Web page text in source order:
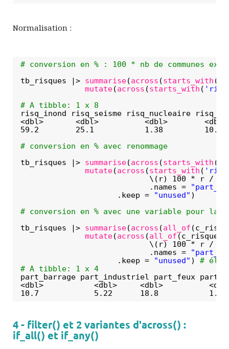
Normalisation :
# conversion en % : 100 * nb de communes
tb_risques |> summarise(across (starts_with (
mutate(across (starts_with (
# A tibble: 1 x 8
risq_inond risq_seisme risq_nucleaire
<dbl>       <dbl>          <dbl>
59.2        25.1           1.38
# conversion en % avec renommage
tb_risques |> summarise(across (starts_with (
mutate(across (starts_with (
\(r) 100 * r /
.names =
.keep =
"unused" )
# conversion en % avec une variable pour
tb_risques |> summarise(across (all_of
mutate(across (all_of
\(r) 100 * r /
.names =
.keep =
"unused" ) #
# A tibble: 1 x 4
part_barrage part_industriel part_feux
<dbl>           <dbl>     <dbl>
10.7            5.22      18.8           1.38
4 - filter() et 2 variantes d'across() :
if_all() et if_any()